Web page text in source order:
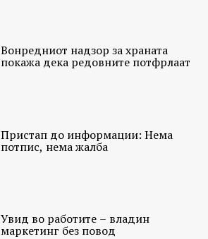
Вонредниот надзор за храната
покажа дека редовните потфрлаат
Пристап до информации: Нема
потпис, нема жалба
Увид во работите – владин
маркетинг без повод